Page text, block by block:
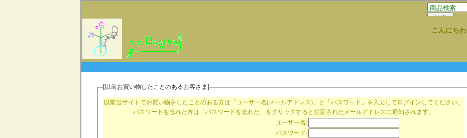
こんにちわ
[以前お買い物したことのあるお客さま]
以前当サイトでお買い物をしたことのある方は「ユーザー名(メールアドレス)」と「パスワード」を入力してログインしてください。
パスワードを忘れた方は「パスワードを忘れた」をクリックすると指定されたメールアドレスに通知されます。
ユーザー名:
パスワード: